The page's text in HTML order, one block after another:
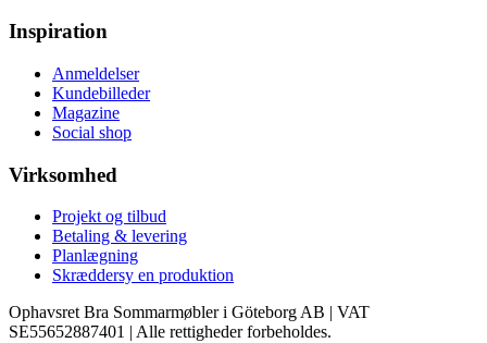
Inspiration
Anmeldelser
Kundebilleder
Magazine
Social shop
Virksomhed
Projekt og tilbud
Betaling & levering
Planlægning
Skræddersy en produktion
Ophavsret Bra Sommarmøbler i Göteborg AB | VAT
SE55652887401 | Alle rettigheder forbeholdes.